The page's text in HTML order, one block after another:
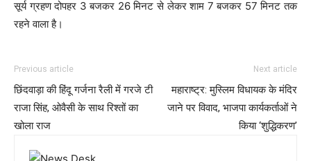
सूर्य ग्रहण दोपहर 3 बजकर 26 मिनट से लेकर शाम 7 बजकर 57 मिनट तक
रहने वाला है।
Previous article
छिंदवाड़ा की हिंदू गर्जना रैली में गरजे टी
राजा सिंह, ओवैसी के साथ रिश्तों का
खोला राज
Next article
महाराष्ट्र: मुस्लिम विधायक के मंदिर
जाने पर विवाद, भाजपा कार्यकर्ताओं ने
किया ‘शुद्धिकरण’